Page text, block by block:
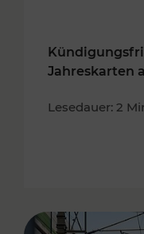
Jahreskarten
Lesedauer: 2